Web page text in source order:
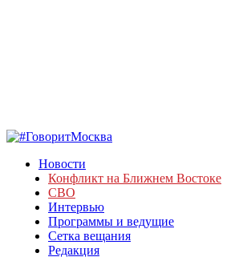
Новости
Конфликт на Ближнем Востоке
СВО
Интервью
Программы и ведущие
Сетка вещания
Редакция